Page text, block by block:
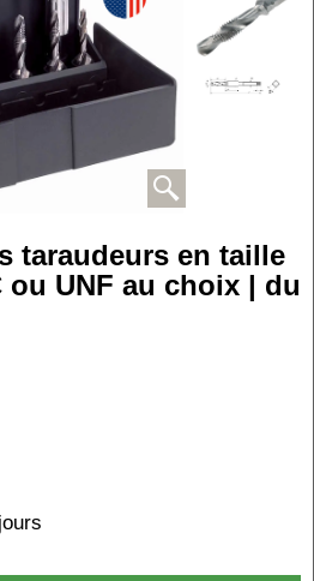
taraudeurs en taille
ou UNF au choix | du